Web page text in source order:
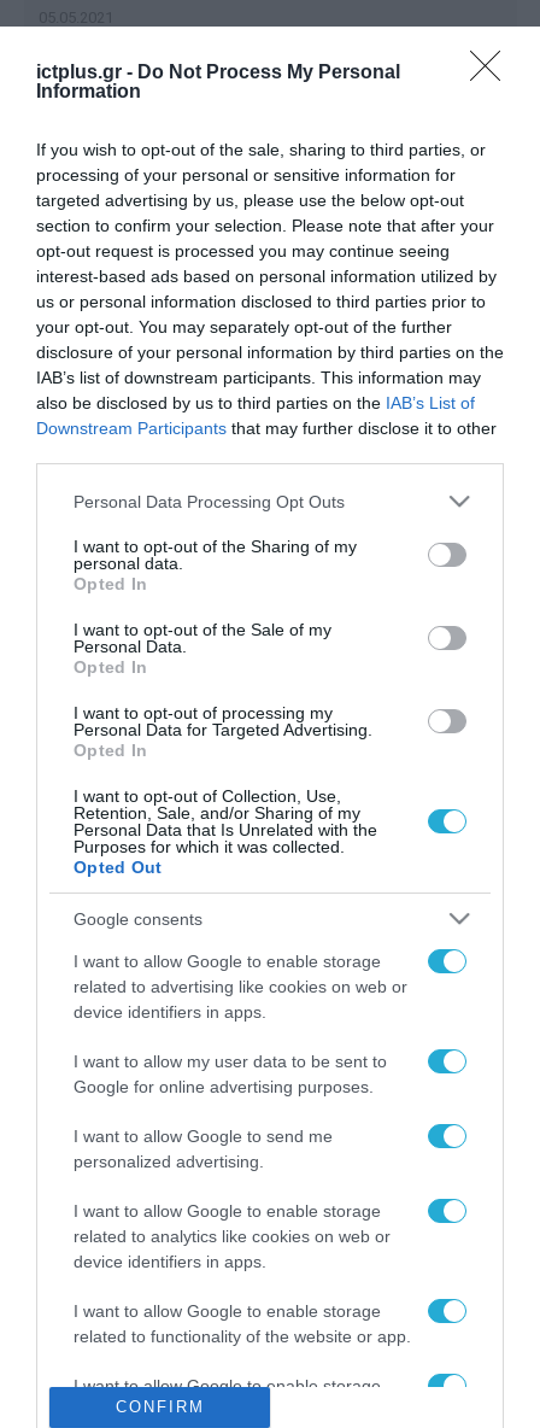
ictplus.gr - Do Not Process My Personal
Information
If you wish to opt-out of the sale, sharing to third parties, or
processing of your personal or sensitive information for
targeted advertising by us, please use the below opt-out
section to confirm your selection. Please note that after your
opt-out request is processed you may continue seeing
interest-based ads based on personal information utilized by
us or personal information disclosed to third parties prior to
your opt-out. You may separately opt-out of the further
disclosure of your personal information by third parties on the
IAB’s list of downstream participants. This information may
also be disclosed by us to third parties on the IAB’s List of
Downstream Participants that may further disclose it to other
Please note that this website/app uses one or more Google
not limited to your visit or usage behaviour. You may click to
grant or deny consent to Google and its third-party tags to
use your data for below specified purposes in below Google
consent section.
Personal Data Processing Opt Outs
I want to opt-out of the Sharing of my
personal data.
Opted In
I want to opt-out of the Sale of my
Personal Data.
Opted In
I want to opt-out of processing my
Personal Data for Targeted Advertising.
Opted In
I want to opt-out of Collection, Use,
Retention, Sale, and/or Sharing of my
Personal Data that Is Unrelated with the
Purposes for which it was collected.
Opted Out
Google consents
I want to allow Google to enable storage
related to advertising like cookies on web or
device identifiers in apps.
I want to allow my user data to be sent to
Google for online advertising purposes.
I want to allow Google to send me
personalized advertising.
I want to allow Google to enable storage
related to analytics like cookies on web or
device identifiers in apps.
I want to allow Google to enable storage
related to functionality of the website or app.
I want to allow Google to enable storage
related to personalization.
CONFIRM
συγκεκριμένη υπηρεσία αναμένεται να έχει
ενεργοποιηθεί μέχρι το τέλος του μήνα και
έρχεται αν συμπληρώσει την online
αντικατάσταση αδειών οδήγησης εξαιτίας
υπηρεσία αναμένεται να βάλει τέλος […]
ΡΟΗ ΕΙΔΗΣΕΩΝ
Το χρηματοδοτούμενο
από την ΕΕ έργο “The
Gaming Police”
ενισχύει την ασφάλεια
των παιδιών στο
31.07.2026
ΑΑΔΕ: Διευκρινίσεις
για τα πρόστιμα σε
παραβάσεις που
31.07.2026
Τεχνητή Νοημοσύνη
δεν είναι απλώς μια
νέα τεχνολογία, είναι
επανάσταση»
31.07.2026
Νέος οδηγός του ΕΚΤ
για τη χρηματοδότηση
των ελληνικών
επιχειρήσεων στον
χώρο της άμυνας